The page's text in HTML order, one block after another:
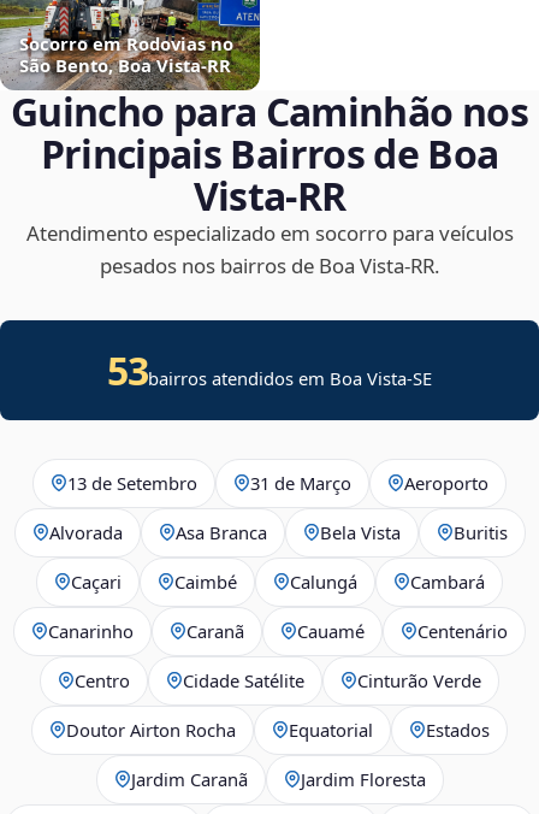
Socorro em Rodovias no
São Bento, Boa Vista‑RR
Guincho para Caminhão nos
Principais Bairros de Boa
Vista‑RR
Atendimento especializado em socorro para veículos
pesados nos bairros de Boa Vista‑RR.
53bairros atendidos em Boa Vista-SE
13 de Setembro 31 de Março Aeroporto
Alvorada Asa Branca Bela Vista Buritis
Caçari Caimbé Calungá Cambará
Canarinho Caranã Cauamé Centenário
Centro Cidade Satélite Cinturão Verde
Doutor Airton Rocha Equatorial Estados
Jardim Caranã Jardim Floresta